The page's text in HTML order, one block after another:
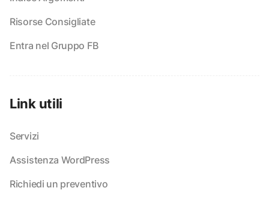
Risorse Consigliate
Entra nel Gruppo FB
Link utili
Servizi
Assistenza WordPress
Richiedi un preventivo